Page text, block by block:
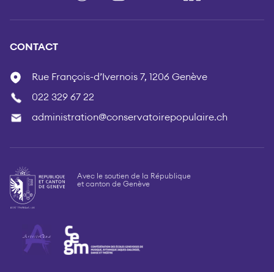
CONTACT
Rue François-d’Ivernois 7, 1206 Genève
022 329 67 22
administration@conservatoirepopulaire.ch
Avec le soutien de la République
et canton de Genève